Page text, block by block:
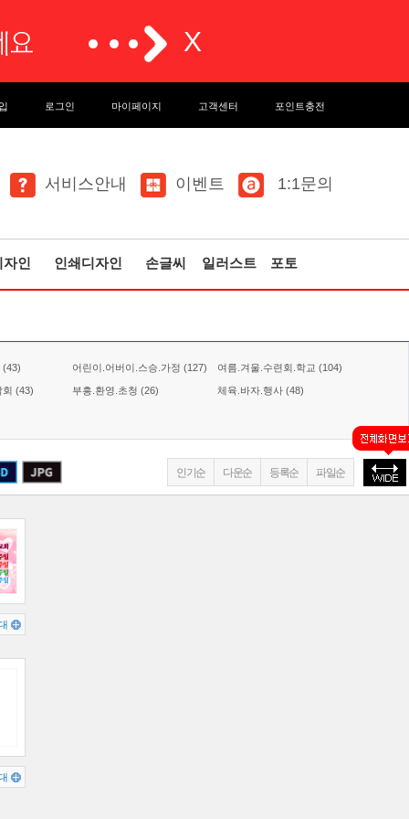
로그인 마이페이지 고객센터 포인트충전
서비스안내 이벤트 1:1문의
인 인쇄디자인 손글씨 일러스트 포토
(43) 어린이.어버이.스승.가정 (127) 여름.겨울.수련회.학교 (104)
회 (43) 부흥.환영.초청 (26) 체육.바자.행사 (48)
파일순
등록순
다운순
인기순